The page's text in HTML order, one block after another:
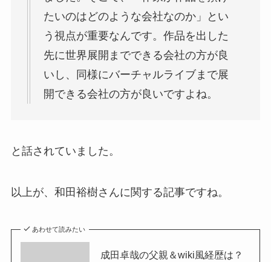
たいのはどのような会社なのか」とい
う視点が重要なんです。作品を出した
先に世界展開までできる会社の方が良
いし、同様にバーチャルライブまで展
開できる会社の方が良いですよね。
と話されていました。
以上が、和田裕樹さんに関する記事ですね。
あわせて読みたい
成田卓哉の父親＆wiki風経歴は？